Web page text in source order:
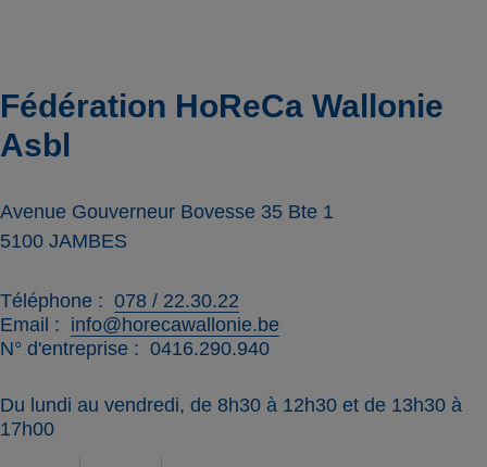
Fédération HoReCa Wallonie
Asbl
Avenue Gouverneur Bovesse 35 Bte 1
5100 JAMBES
Téléphone
078 / 22.30.22
Email
info@horecawallonie.be
N° d'entreprise
0416.290.940
Du lundi au vendredi, de 8h30 à 12h30 et de 13h30 à
17h00